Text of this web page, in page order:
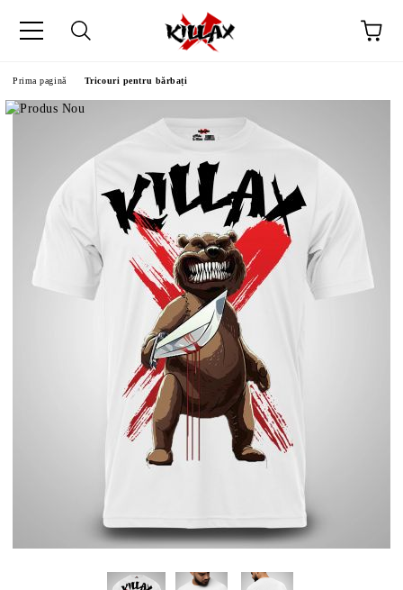
Prima pagină Tricouri pentru bărbați